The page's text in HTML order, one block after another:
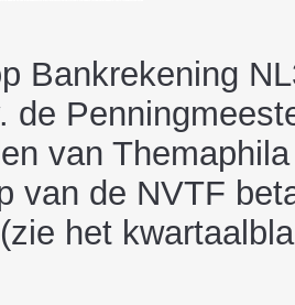
Bankrekening
de
van
van de NVTF
het